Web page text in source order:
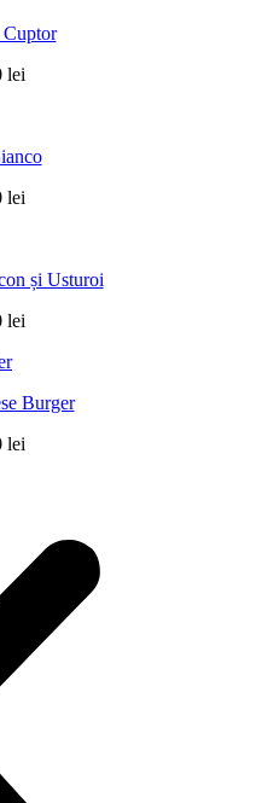
lei
lei
și Usturoi
lei
Burger
lei